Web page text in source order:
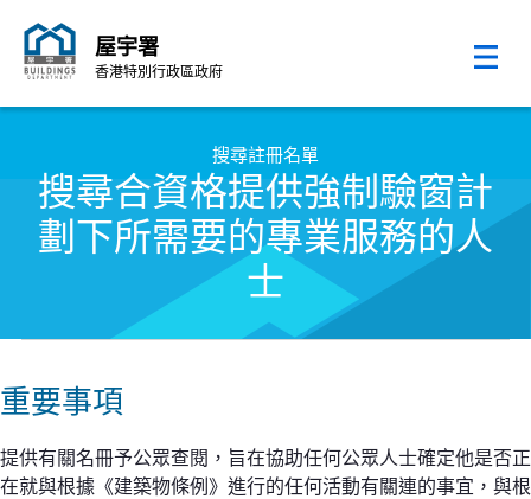
屋宇署
香港特別行政區政府
搜尋註冊名單
搜尋合資格提供強制驗窗計
劃下所需要的專業服務的人
士
重要事項
提供有關名冊予公眾查閱，旨在協助任何公眾人士確定他是否正
在就與根據《建築物條例》進行的任何活動有關連的事宜，與根